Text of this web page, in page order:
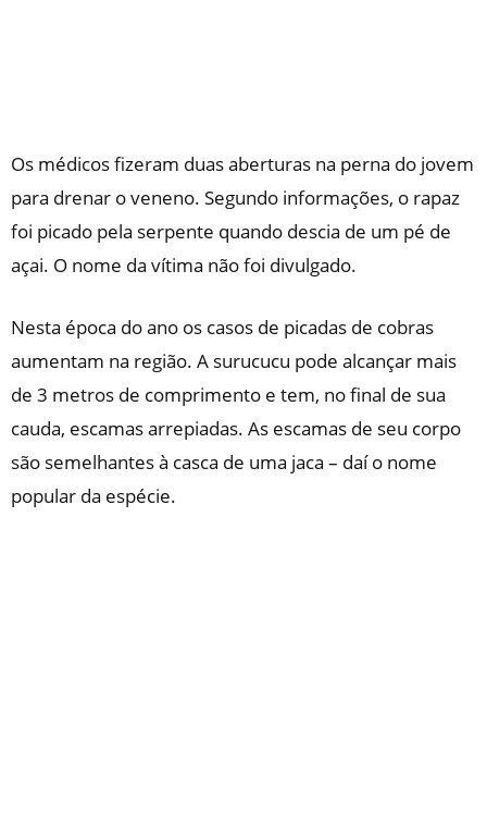
Os médicos fizeram duas aberturas na perna do jovem
para drenar o veneno. Segundo informações, o rapaz
foi picado pela serpente quando descia de um pé de
açai. O nome da vítima não foi divulgado.
Nesta época do ano os casos de picadas de cobras
aumentam na região. A surucucu pode alcançar mais
de 3 metros de comprimento e tem, no final de sua
cauda, escamas arrepiadas. As escamas de seu corpo
são semelhantes à casca de uma jaca – daí o nome
popular da espécie.